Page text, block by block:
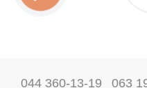
044 360-13-19 063